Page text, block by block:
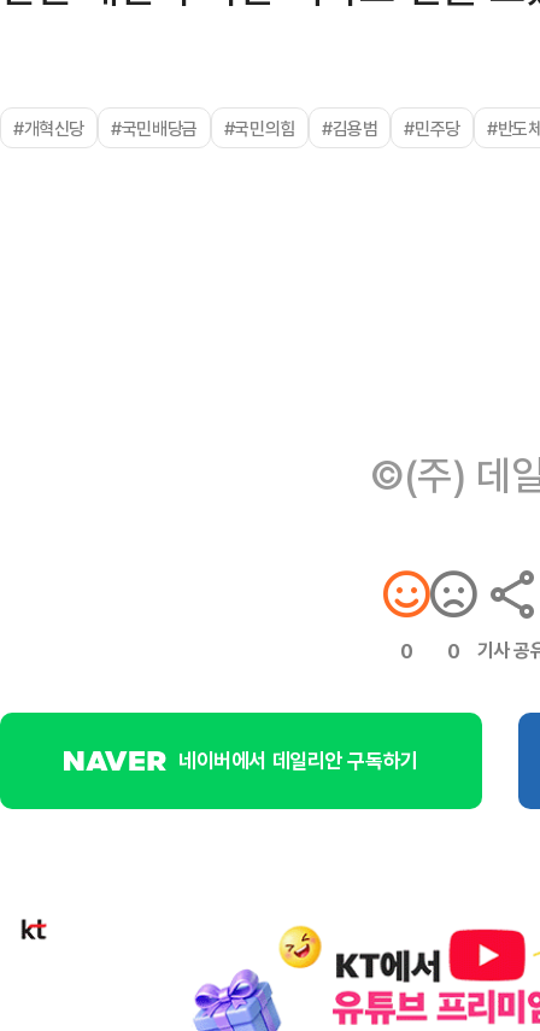
#개혁신당 #국민배당금 #국민의힘 #김용범 #민주당 #반도
©(주) 데
0 0 기사 공
네이버에서 데일리안 구독하기